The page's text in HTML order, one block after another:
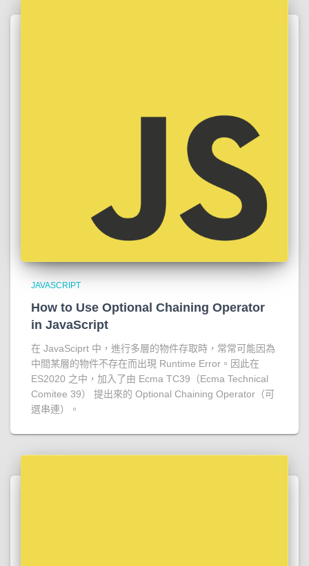
JAVASCRIPT
How to Use Optional Chaining Operator
in JavaScript
在 JavaSciprt 中，進行多層的物件存取時，常常可能因為
中間某層的物件不存在而出現 Runtime Error。因此在
ES2020 之中，加入了由 Ecma TC39（Ecma Technical
Comitee 39） 提出來的 Optional Chaining Operator（可
選串連）。